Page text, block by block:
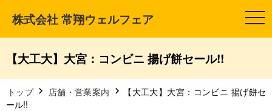
株式会社 常翔ウェルフェア
t
o
a
v
i
【大工大】大宮：コンビニ 揚げ餅セール!!
トップ 店舗・営業案内
【大工大】大宮：コンビニ 揚げ餅セ
ール!!